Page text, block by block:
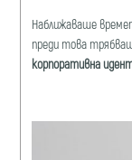
Наближаваше
преди това
корпоративна